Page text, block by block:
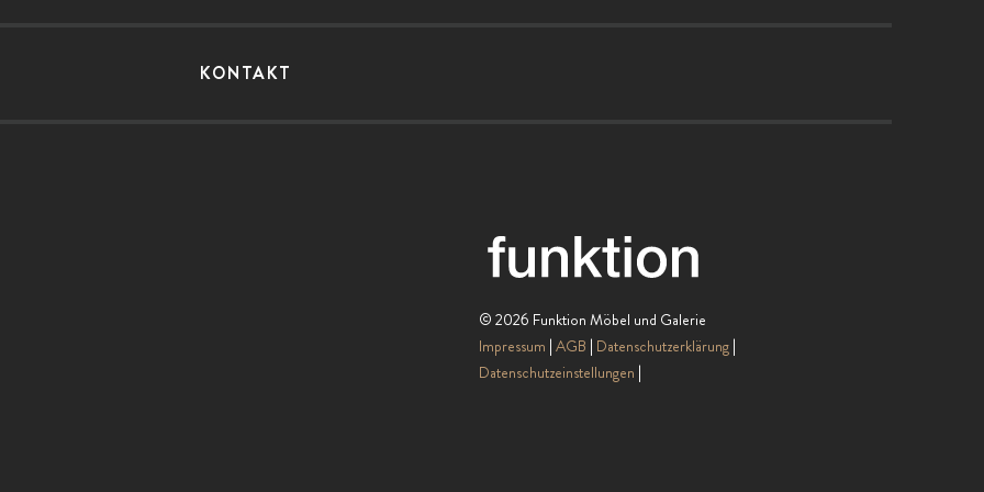
KONTAKT
© 2026 Funktion Möbel und Galerie
Impressum AGB Datenschutzerklärung
Datenschutzeinstellungen